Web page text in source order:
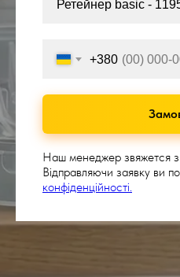
+380
Наш менеджер звяжется
Відправляючи заявку ви
конфіденційності.